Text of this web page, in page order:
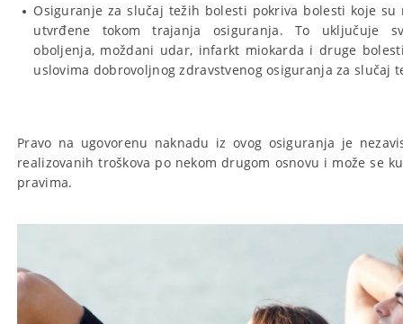
Osiguranje za slučaj težih bolesti pokriva bolesti koje su
utvrđene tokom trajanja osiguranja. To uključuje
oboljenja, moždani udar, infarkt miokarda i druge
uslovima dobrovoljnog zdravstvenog osiguranja za slučaj
Pravo na ugovorenu naknadu iz ovog osiguranja je
realizovanih troškova po nekom drugom osnovu i može se
pravima.